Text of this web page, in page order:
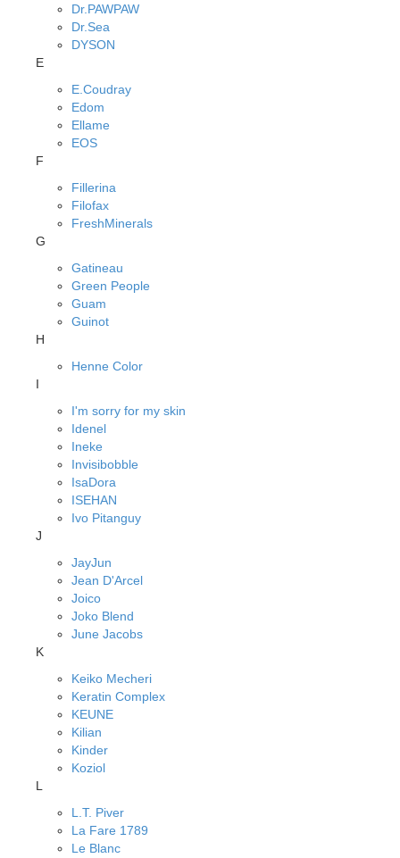
Dr.PAWPAW
Dr.Sea
DYSON
E
E.Coudray
Edom
Ellame
EOS
F
Fillerina
Filofax
FreshMinerals
G
Gatineau
Green People
Guam
Guinot
H
Henne Color
I
I'm sorry for my skin
Idenel
Ineke
Invisibobble
IsaDora
ISEHAN
Ivo Pitanguy
J
JayJun
Jean D'Arcel
Joico
Joko Blend
June Jacobs
K
Keiko Mecheri
Keratin Complex
KEUNE
Kilian
Kinder
Koziol
L
L.T. Piver
La Fare 1789
Le Blanc